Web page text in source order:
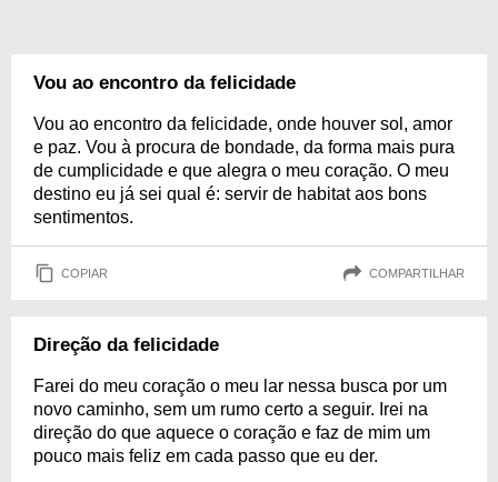
Vou ao encontro da felicidade
Vou ao encontro da felicidade, onde houver sol, amor
e paz. Vou à procura de bondade, da forma mais pura
de cumplicidade e que alegra o meu coração. O meu
destino eu já sei qual é: servir de habitat aos bons
sentimentos.
COPIAR COMPARTILHAR
Direção da felicidade
Farei do meu coração o meu lar nessa busca por um
novo caminho, sem um rumo certo a seguir. Irei na
direção do que aquece o coração e faz de mim um
pouco mais feliz em cada passo que eu der.